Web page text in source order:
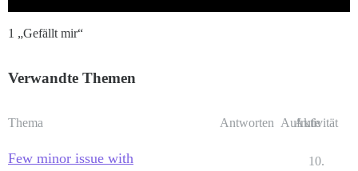
1 „Gefällt mir“
Verwandte Themen
Thema Antworten Aufrufe
Aktivität
Few minor issue with
10.